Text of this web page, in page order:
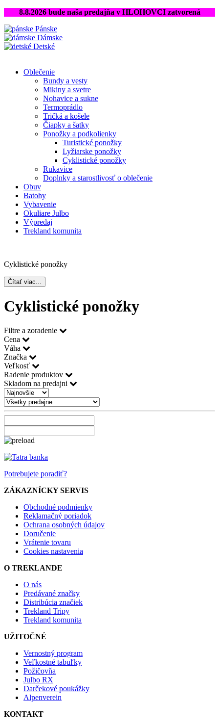
8.8.2026 bude naša predajňa v HLOHOVCI zatvorená
Pánske
Dámske
Detské
Oblečenie
Bundy a vesty
Mikiny a svetre
Nohavice a sukne
Termoprádlo
Tričká a košele
Čiapky a šatky
Ponožky a podkolienky
Turistické ponožky
Lyžiarske ponožky
Cyklistické ponožky
Rukavice
Doplnky a starostlivosť o oblečenie
Obuv
Batohy
Vybavenie
Okuliare Julbo
Výpredaj
Trekland komunita
Cyklistické ponožky
Čítať viac...
Cyklistické ponožky
Filtre a zoradenie
Cena
Váha
Značka
Veľkosť
Radenie produktov
Skladom na predajni
Potrebujete poradiť?
ZÁKAZNÍCKY SERVIS
Obchodné podmienky
Reklamačný poriadok
Ochrana osobných údajov
Doručenie
Vrátenie tovaru
Cookies nastavenia
O TREKLANDE
O nás
Predávané značky
Distribúcia značiek
Trekland Tripy
Trekland komunita
UŽITOČNÉ
Vernostný program
Veľkostné tabuľky
Požičovňa
Julbo RX
Darčekové poukážky
Alpenverein
KONTAKT